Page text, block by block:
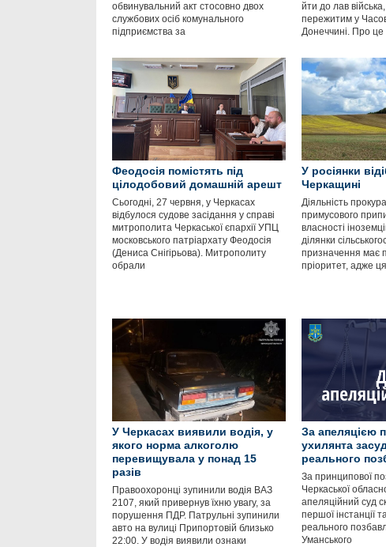
обвинувальний акт стосовно двох
службових осіб комунального
підприємства за
йти до лав
пережитим у
Донеччині. Про це
Феодосія помістять під
цілодобовий домашній арешт
Сьогодні, 27 червня, у Черкасах
відбулося судове засідання у справі
митрополита Черкаської єпархії УПЦ
московського патріархату Феодосія
(Дениса Снігірьова). Митрополиту
обрали
У росіянки
Черкащині
Діяльність
примусового
власності
ділянки
призначення має
пріоритет, адже
У Черкасах виявили водія, у
якого норма алкоголю
перевищувала у понад 15
разів
Правоохоронці зупинили водія ВАЗ
2107, який привернув їхню увагу, за
порушення ПДР. Патрульні зупинили
авто на вулиці Припортовій близько
22:00. У водія виявили ознаки
За апеляцією
ухилянта
реального
За принципової
Черкаської
апеляційний суд
першої інстанції
реального
Уманського